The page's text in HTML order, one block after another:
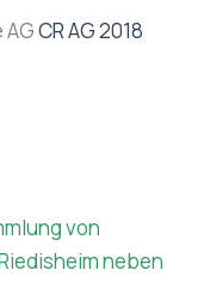
CR AG 2018
von
neben